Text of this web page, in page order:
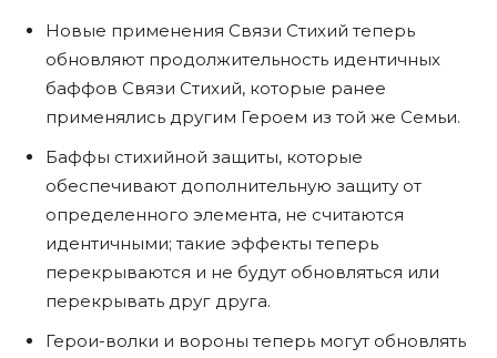
Новые применения Связи Стихий теперь
обновляют продолжительность идентичных
баффов Связи Стихий, которые ранее
применялись другим Героем из той же Семьи.
Баффы стихийной защиты, которые
обеспечивают дополнительную защиту от
определенного элемента, не считаются
идентичными; такие эффекты теперь
перекрываются и не будут обновляться или
перекрывать друг друга.
Герои-волки и вороны теперь могут обновлять